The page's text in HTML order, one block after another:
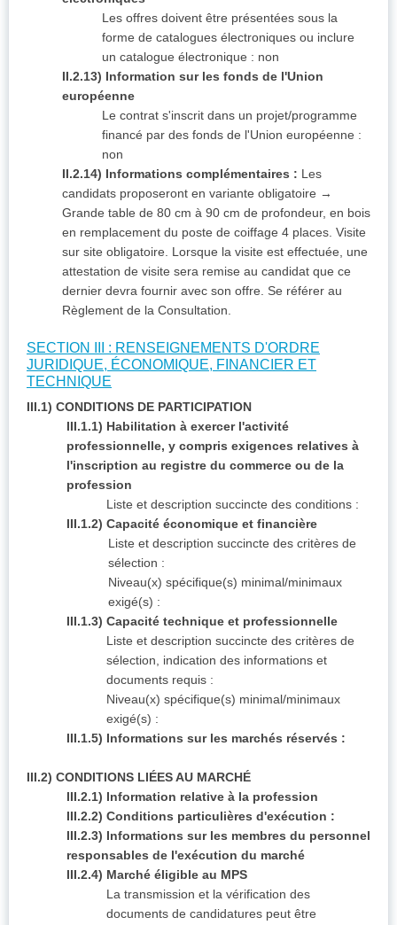
Les offres doivent être présentées sous la
forme de catalogues électroniques ou inclure
un catalogue électronique : non
II.2.13) Information sur les fonds de l'Union
européenne
Le contrat s'inscrit dans un projet/programme
financé par des fonds de l'Union européenne :
non
II.2.14) Informations complémentaires : Les
candidats proposeront en variante obligatoire →
Grande table de 80 cm à 90 cm de profondeur, en bois
en remplacement du poste de coiffage 4 places. Visite
sur site obligatoire. Lorsque la visite est effectuée, une
attestation de visite sera remise au candidat que ce
dernier devra fournir avec son offre. Se référer au
Règlement de la Consultation.
SECTION III : RENSEIGNEMENTS D'ORDRE
JURIDIQUE, ÉCONOMIQUE, FINANCIER ET
TECHNIQUE
III.1) CONDITIONS DE PARTICIPATION
III.1.1) Habilitation à exercer l'activité
professionnelle, y compris exigences relatives à
l'inscription au registre du commerce ou de la
profession
Liste et description succincte des conditions :
III.1.2) Capacité économique et financière
Liste et description succincte des critères de
sélection :
Niveau(x) spécifique(s) minimal/minimaux
exigé(s) :
III.1.3) Capacité technique et professionnelle
Liste et description succincte des critères de
sélection, indication des informations et
documents requis :
Niveau(x) spécifique(s) minimal/minimaux
exigé(s) :
III.1.5) Informations sur les marchés réservés :
III.2) CONDITIONS LIÉES AU MARCHÉ
III.2.1) Information relative à la profession
III.2.2) Conditions particulières d'exécution :
III.2.3) Informations sur les membres du personnel
responsables de l'exécution du marché
III.2.4) Marché éligible au MPS
La transmission et la vérification des
documents de candidatures peut être